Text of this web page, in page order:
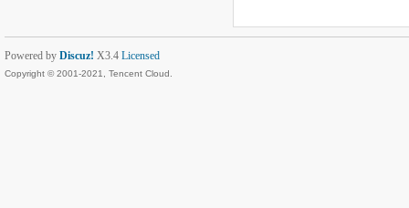
Powered by Discuz! X3.4 Licensed
Copyright © 2001-2021, Tencent Cloud.